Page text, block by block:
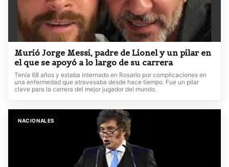
Murió Jorge Messi, padre de Lionel y un pilar en
el que se apoyó a lo largo de su carrera
Tenía 68 años y estaba internado en Rosario por complicaciones en
una enfermedad que atravesaba desde hace tiempo. Fue un pilar
clave para la carrera del mejor jugador del mundo.
NACIONALES